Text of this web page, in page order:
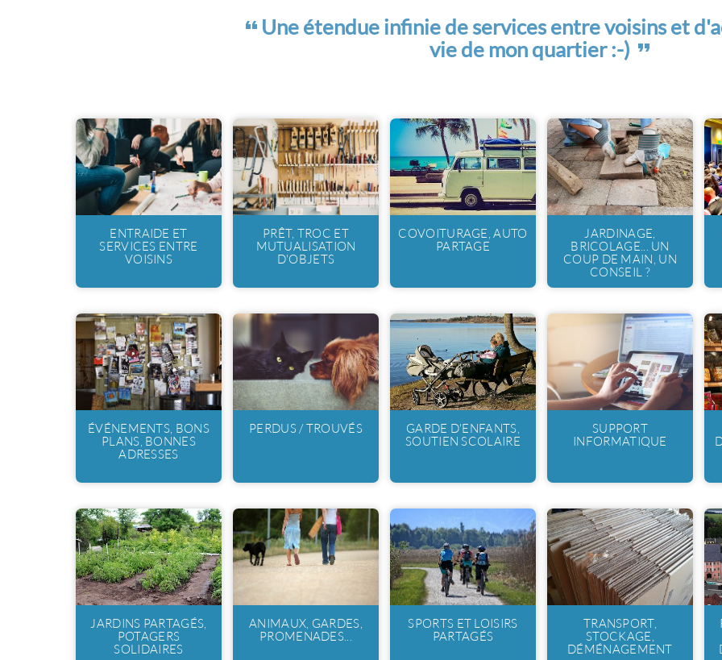
Une étendue infinie de services entre voisins et
vie de mon quartier :-)
ENTRAIDE ET
SERVICES ENTRE
VOISINS
PRÊT, TROC ET
MUTUALISATION
D'OBJETS
COVOITURAGE, AUTO
PARTAGE
JARDINAGE,
BRICOLAGE... UN
COUP DE MAIN, UN
CONSEIL ?
ÉVÉNEMENTS, BONS
PLANS, BONNES
ADRESSES
PERDUS / TROUVÉS
GARDE D'ENFANTS,
SOUTIEN SCOLAIRE
SUPPORT
INFORMATIQUE
JARDINS PARTAGÉS,
POTAGERS
SOLIDAIRES
ANIMAUX, GARDES,
PROMENADES...
SPORTS ET LOISIRS
PARTAGÉS
TRANSPORT,
STOCKAGE,
DÉMÉNAGEMENT